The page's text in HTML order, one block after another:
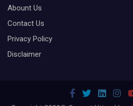
Abount Us
Contact Us
Privacy Policy
Disclaimer